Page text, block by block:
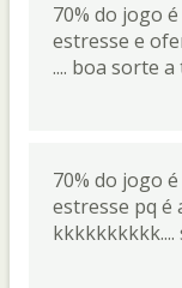
70% do jogo
estresse e
.... boa sorte a
70% do jogo
estresse pq é
kkkkkkkkkk....